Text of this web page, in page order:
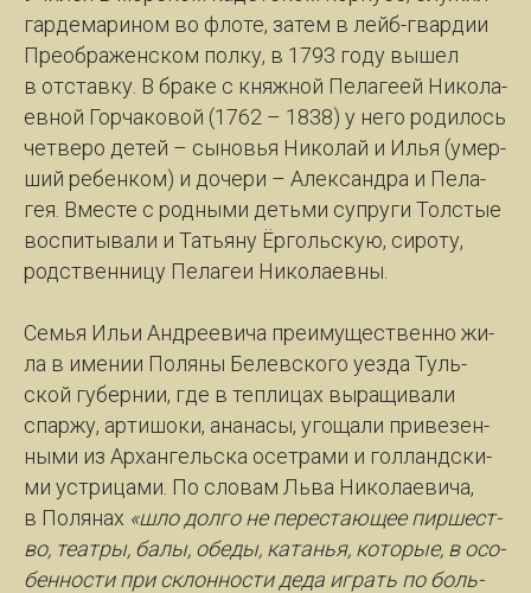
гар­де­ма­ри­ном во фло­те, за­тем в лейб-гвар­дии
Пре­о­бра­жен­ском пол­ку, в 1793 го­ду вы­шел
в от­став­ку. В бра­ке с княж­ной Пе­ла­ге­ей Ни­ко­ла­
ев­ной Гор­ча­ко­вой (1762 – 1838) у не­го ро­ди­лось
чет­ве­ро де­тей – сы­новья Ни­ко­лай и Илья (умер­
ший ре­бен­ком) и до­че­ри – Алек­сан­дра и Пе­ла­
гея. Вмес­те с род­ны­ми деть­ми суп­ру­ги Тол­с­тые
вос­пи­ты­ва­ли и Тать­я­ну Ёр­голь­скую, си­ро­ту,
родст­вен­ни­цу Пе­ла­геи Ни­ко­ла­ев­ны.
Семья Ильи Ан­дре­еви­ча пре­иму­щест­вен­но жи­
ла в име­нии По­ля­ны Бе­лев­ско­го уез­да Туль­
ской гу­бер­нии, где в теп­ли­цах вы­ра­щи­ва­ли
спар­жу, ар­ти­шо­ки, ана­на­сы, уго­ща­ли при­ве­зен­
ны­ми из Ар­хан­гель­ска осет­ра­ми и гол­ланд­ски­
ми уст­ри­ца­ми. По сло­вам Льва Ни­ко­ла­е­ви­ча,
в По­ля­нах «шло дол­го не пе­ре­ста­ю­щее пир­шест­
во, те­ат­ры, ба­лы, обе­ды, ка­танья, ко­то­рые, в осо­
бен­нос­ти при склон­нос­ти де­да иг­рать по боль­